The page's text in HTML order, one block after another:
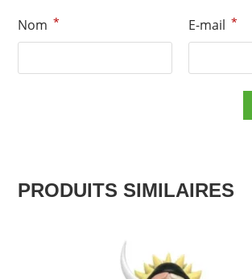
Nom * E-mail *
PRODUITS SIMILAIRES